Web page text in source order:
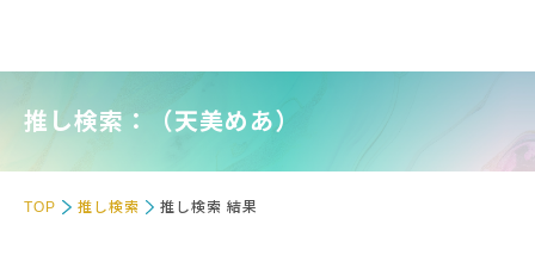
推し検索：（天美めあ）
TOP 推し検索 推し検索 結果